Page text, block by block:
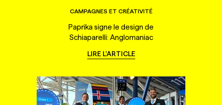
CAMPAGNES ET CRÉATIVITÉ
Paprika signe le design de
Schiaparelli: Anglomaniac
LIRE L'ARTICLE